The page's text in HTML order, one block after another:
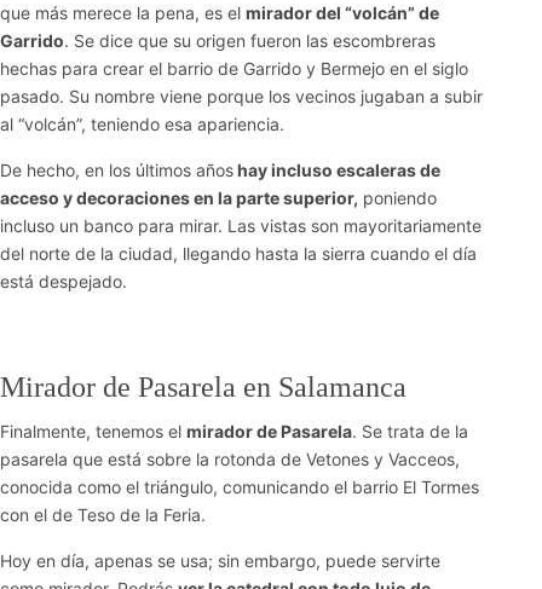
que más merece la pena, es el mirador del “volcán” de
Garrido. Se dice que su origen fueron las escombreras
hechas para crear el barrio de Garrido y Bermejo en el siglo
pasado. Su nombre viene porque los vecinos jugaban a subir
al “volcán”, teniendo esa apariencia.
De hecho, en los últimos añoshay incluso escaleras de
acceso y decoraciones en la parte superior, poniendo
incluso un banco para mirar. Las vistas son mayoritariamente
del norte de la ciudad, llegando hasta la sierra cuando el día
está despejado.
Mirador de Pasarela en Salamanca
Finalmente, tenemos el mirador de Pasarela. Se trata de la
pasarela que está sobre la rotonda de Vetones y Vacceos,
conocida como el triángulo, comunicando el barrio El Tormes
con el de Teso de la Feria.
Hoy en día, apenas se usa; sin embargo, puede servirte